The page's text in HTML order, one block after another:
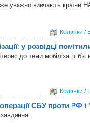
уважно вивчають країни
Колонки /
у розвідці
до теми мобілізації б'є
Колонки /
СБУ проти РФ